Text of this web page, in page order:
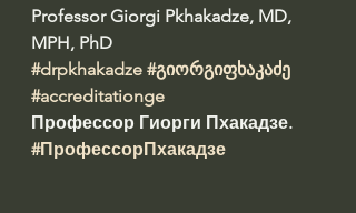
Professor Giorgi Pkhakadze, MD,
MPH, PhD
#drpkhakadze #გიორგიფხაკაძე
#accreditationge
Профессор Гиорги Пхакадзе.
#ПрофессорПхакадзе